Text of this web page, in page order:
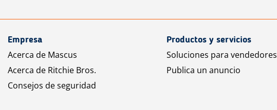
Empresa
Acerca de Mascus
Acerca de Ritchie Bros.
Consejos de seguridad
Productos y servicios
Soluciones para vendedores
Publica un anuncio